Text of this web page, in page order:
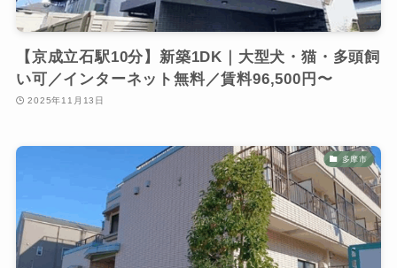
【京成立石駅10分】新築1DK｜大型犬・猫・多頭飼
い可／インターネット無料／賃料96,500円〜
2025年11月13日
多摩市